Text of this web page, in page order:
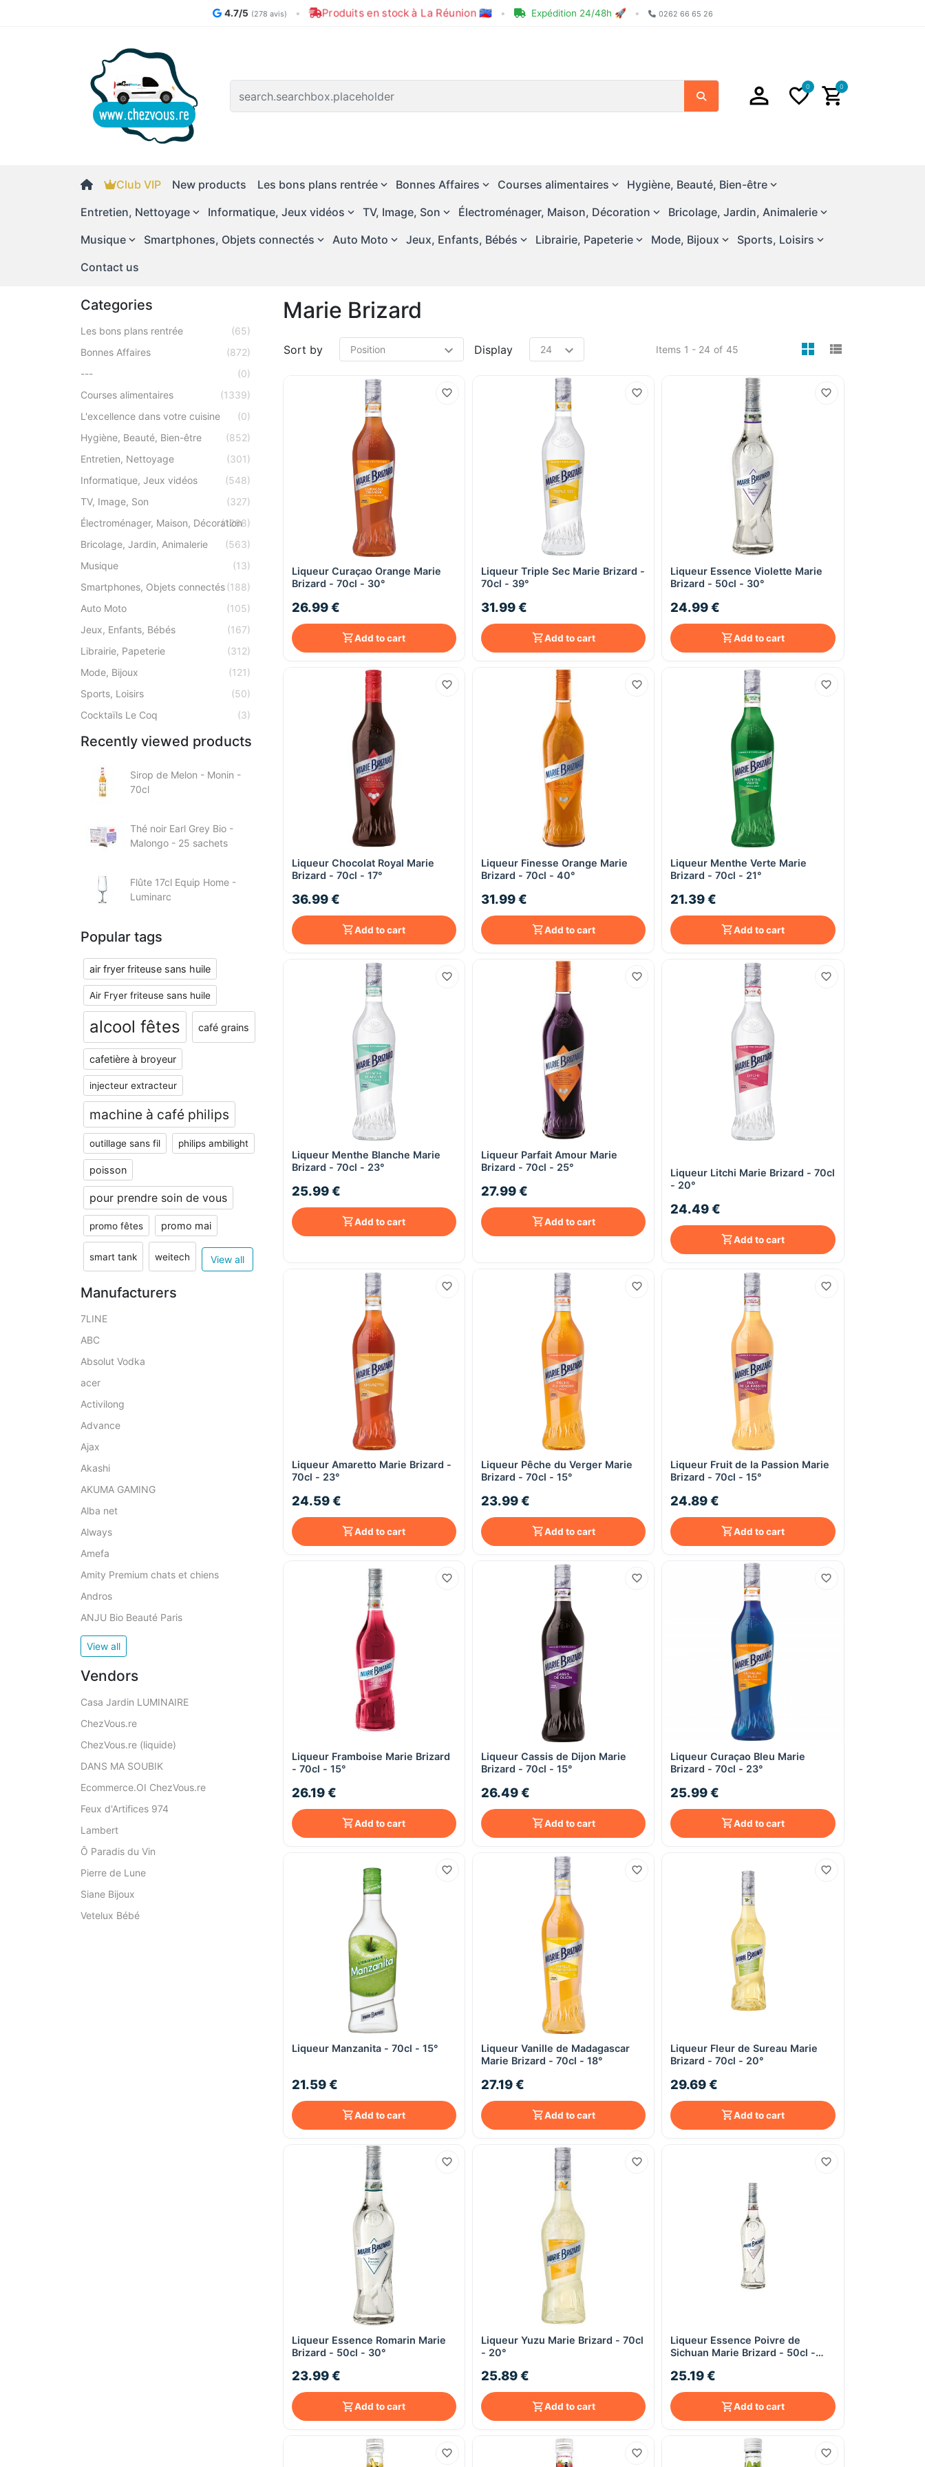
4.7/5 (278 avis) • Produits en stock à La Réunion 🇷🇪 • Expédition 24/48h 🚀 • 0262 66 65 26
Search
0 0
Club VIP New products Les bons plans rentrée Bonnes Affaires Courses alimentaires
Hygiène, Beauté, Bien-être
Entretien, Nettoyage
Informatique, Jeux vidéos TV, Image, Son Électroménager, Maison, Décoration
Bricolage, Jardin, Animalerie
Musique
Smartphones, Objets connectés Auto Moto Jeux, Enfants, Bébés Librairie, Papeterie Mode, Bijoux
Sports, Loisirs
Contact us
Categories
Les bons plans rentrée
(65)
Bonnes Affaires
(872)
---
(0)
Courses alimentaires
(1339)
L'excellence dans votre cuisine
(0)
Hygiène, Beauté, Bien-être
(852)
Entretien, Nettoyage
(301)
Informatique, Jeux vidéos
(548)
TV, Image, Son
(327)
Électroménager, Maison, Décoration
(1268)
Bricolage, Jardin, Animalerie
(563)
Musique
(13)
Smartphones, Objets connectés(188)
Auto Moto
(105)
Jeux, Enfants, Bébés
(167)
Librairie, Papeterie
(312)
Mode, Bijoux
(121)
Sports, Loisirs
(50)
Cocktaïls Le Coq
(3)
Recently viewed products
Sirop de Melon - Monin -
70cl
Thé noir Earl Grey Bio -
Malongo - 25 sachets
Flûte 17cl Equip Home -
Luminarc
Popular tags
air fryer friteuse sans huile
Air Fryer friteuse sans huile
alcool fêtes café grains
cafetière à broyeur
injecteur extracteur
machine à café philips
outillage sans fil philips ambilight
poisson
pour prendre soin de vous
promo fêtes promo mai
smart tank weitech View all
Manufacturers
7LINE
ABC
Absolut Vodka
acer
Activilong
Advance
Ajax
Akashi
AKUMA GAMING
Alba net
Always
Amefa
Amity Premium chats et chiens
Andros
ANJU Bio Beauté Paris
View all
Vendors
Casa Jardin LUMINAIRE
ChezVous.re
ChezVous.re (liquide)
DANS MA SOUBIK
Ecommerce.OI ChezVous.re
Feux d'Artifices 974
Lambert
Ô Paradis du Vin
Pierre de Lune
Siane Bijoux
Vetelux Bébé
Marie Brizard
Sort by Items 1 - 24 of 45
Display viewmode
Quick View
Liqueur Curaçao Orange Marie
Brizard - 70cl - 30°
26.99 €
Add to cart
Quick View
Liqueur Triple Sec Marie Brizard -
70cl - 39°
31.99 €
Add to cart
Quick View
Liqueur Essence Violette Marie
Brizard - 50cl - 30°
24.99 €
Add to cart
Quick View
Liqueur Chocolat Royal Marie
Brizard - 70cl - 17°
36.99 €
Add to cart
Quick View
Liqueur Finesse Orange Marie
Brizard - 70cl - 40°
31.99 €
Add to cart
Quick View
Liqueur Menthe Verte Marie
Brizard - 70cl - 21°
21.39 €
Add to cart
Quick View
Liqueur Menthe Blanche Marie
Brizard - 70cl - 23°
25.99 €
Add to cart
Quick View
Liqueur Parfait Amour Marie
Brizard - 70cl - 25°
27.99 €
Add to cart
Liqueur Litchi Marie Brizard - 70cl
- 20°
24.49 €
Add to cart
Quick View
Liqueur Amaretto Marie Brizard -
70cl - 23°
24.59 €
Add to cart
Quick View
Liqueur Pêche du Verger Marie
Brizard - 70cl - 15°
23.99 €
Add to cart
Quick View
Liqueur Fruit de la Passion Marie
Brizard - 70cl - 15°
24.89 €
Add to cart
Quick View
Liqueur Framboise Marie Brizard
- 70cl - 15°
26.19 €
Add to cart
Quick View
Liqueur Cassis de Dijon Marie
Brizard - 70cl - 15°
26.49 €
Add to cart
Quick View
Liqueur Curaçao Bleu Marie
Brizard - 70cl - 23°
25.99 €
Add to cart
Quick View
Liqueur Manzanita - 70cl - 15°
21.59 €
Add to cart
Quick View
Liqueur Vanille de Madagascar
Marie Brizard - 70cl - 18°
27.19 €
Add to cart
Quick View
Liqueur Fleur de Sureau Marie
Brizard - 70cl - 20°
29.69 €
Add to cart
Quick View
Liqueur Essence Romarin Marie
Brizard - 50cl - 30°
23.99 €
Add to cart
Quick View
Liqueur Yuzu Marie Brizard - 70cl
- 20°
25.89 €
Add to cart
Quick View
Liqueur Essence Poivre de
Sichuan Marie Brizard - 50cl -
25.19 €
Add to cart